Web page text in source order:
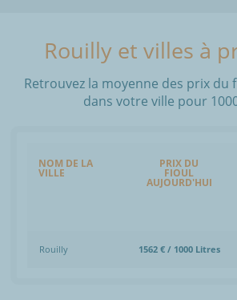
Rouilly et villes à
Retrouvez la moyenne des prix du
dans votre ville pour
NOM DE LA
VILLE
PRIX DU
FIOUL
AUJOURD'HUI
Rouilly 1562 € / 1000 Litres